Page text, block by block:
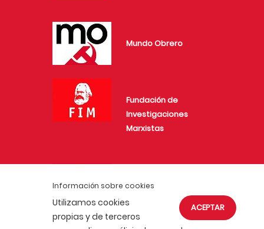
Información sobre cookies
ACEPTAR
Utilizamos cookies
propias y de terceros
Mundo Obrero
Fundación de
Investigaciones
Marxistas
Juventud Comunista